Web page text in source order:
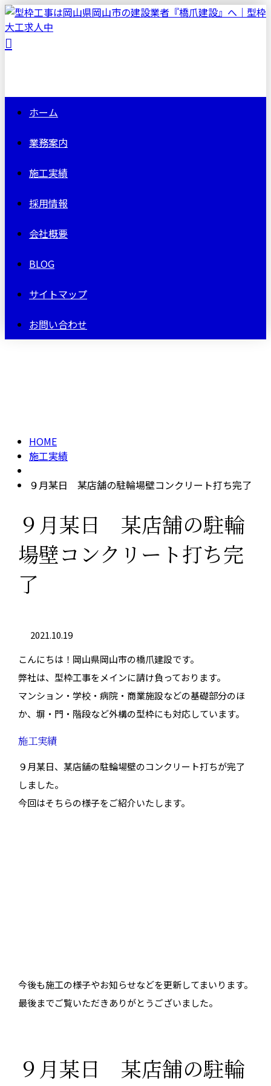
ホーム
業務案内
施工実績
採用情報
会社概要
BLOG
サイトマップ
お問い合わせ
HOME
施工実績
９月某日 某店舗の駐輪場壁コンクリート打ち完了
９月某日 某店舗の駐輪
場壁コンクリート打ち完
了
2021.10.19
こんにちは！岡山県岡山市の橋爪建設です。
弊社は、型枠工事をメインに請け負っております。
マンション・学校・病院・商業施設などの基礎部分のほ
か、塀・門・階段など外構の型枠にも対応しています。
施工実績
９月某日、某店舗の駐輪場壁のコンクリート打ちが完了
しました。
今回はそちらの様子をご紹介いたします。
今後も施工の様子やお知らせなどを更新してまいります。
最後までご覧いただきありがとうございました。
９月某日 某店舗の駐輪